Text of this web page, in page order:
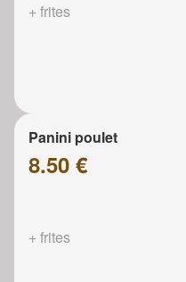
+ frites
Panini poulet
8.50 €
+ frites